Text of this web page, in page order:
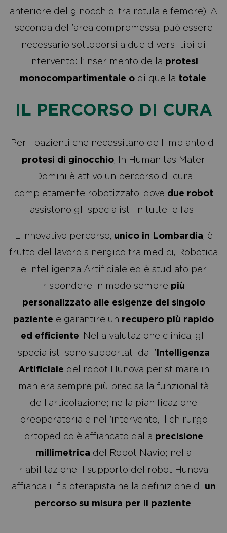
anteriore del ginocchio, tra rotula e femore). A
seconda dell’area compromessa, può essere
necessario sottoporsi a due diversi tipi di
intervento: l’inserimento della protesi
monocompartimentale o di quella totale.
IL PERCORSO DI CURA
Per i pazienti che necessitano dell’impianto di
protesi di ginocchio, In Humanitas Mater
Domini è attivo un percorso di cura
completamente robotizzato, dove due robot
assistono gli specialisti in tutte le fasi.
L’innovativo percorso, unico in Lombardia, è
frutto del lavoro sinergico tra medici, Robotica
e Intelligenza Artificiale ed è studiato per
rispondere in modo sempre più
personalizzato alle esigenze del singolo
paziente e garantire un recupero più rapido
ed efficiente. Nella valutazione clinica, gli
specialisti sono supportati dall’ Intelligenza
Artificiale del robot Hunova per stimare in
maniera sempre più precisa la funzionalità
dell’articolazione; nella pianificazione
preoperatoria e nell’intervento, il chirurgo
ortopedico è affiancato dalla precisione
millimetrica del Robot Navio; nella
riabilitazione il supporto del robot Hunova
affianca il fisioterapista nella definizione di un
percorso su misura per il paziente.